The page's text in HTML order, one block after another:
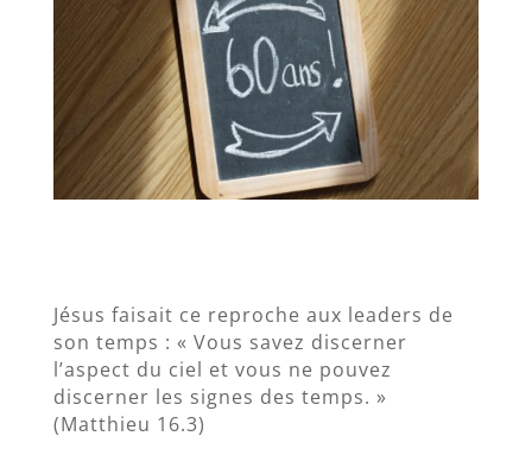
Jésus faisait ce reproche aux leaders de
son temps : « Vous savez discerner
l’aspect du ciel et vous ne pouvez
discerner les signes des temps. »
(Matthieu 16.3)